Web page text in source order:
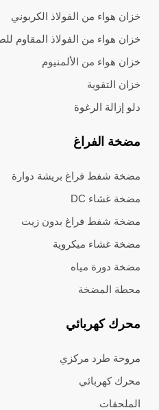
خزان هواء من الفولاذ الكربوني
خزان هواء من الفولاذ المقاوم
خزان هواء من الألمنيوم
خزان التقوية
دلو إزالة الرغوة
مضخة الفراغ
مضخة شفط فراغ بريشة دوارة
مضخة غشاء DC
مضخة شفط فراغ بدون زيت
مضخة غشاء ميكروية
مضخة دورة مياه
محطة المضخة
محرك كهربائي
مروحة طرد مركزي
محرك كهربائي
الملحقات